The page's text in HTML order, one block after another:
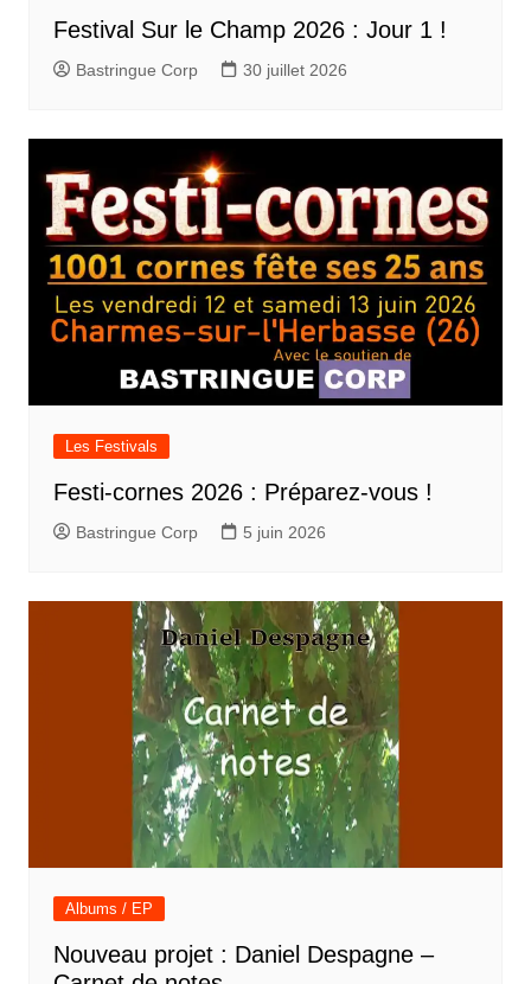
Festival Sur le Champ 2026 : Jour 1 !
Bastringue Corp 30 juillet 2026
Les Festivals
Festi-cornes 2026 : Préparez-vous !
Bastringue Corp 5 juin 2026
Albums / EP
Nouveau projet : Daniel Despagne –